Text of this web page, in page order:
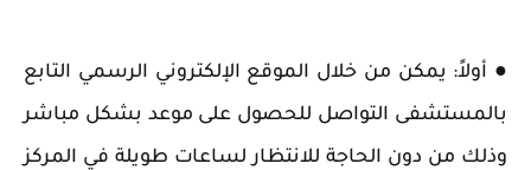
● أولاً: يمكن من خلال الموقع الإلكتروني الرسمي التابع
بالمستشفى التواصل للحصول على موعد بشكل مباشر
وذلك من دون الحاجة للانتظار لساعات طويلة في المركز